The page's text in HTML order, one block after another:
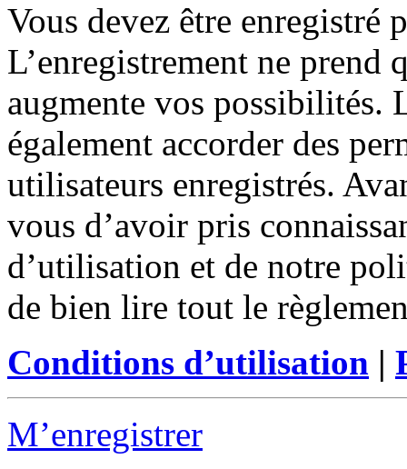
Vous devez être enregistré
L’enregistrement ne prend
augmente vos possibilités.
également accorder des
utilisateurs enregistrés.
vous d’avoir pris
d’utilisation et de notre
de bien lire tout le
Conditions d’utilisation |
M’enregistrer